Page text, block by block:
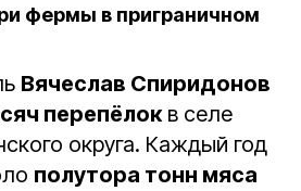
фермы в приграничном
Вячеслав Спиридонов
перепёлокв селе
округа. Каждый год
полутора тонн мяса